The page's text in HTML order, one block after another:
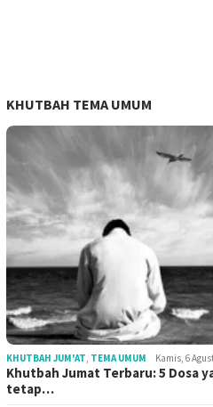
KHUTBAH TEMA UMUM
KHUTBAH JUM'AT, TEMA UMUM Kamis, 6
Khutbah Jumat Terbaru: 5 Dosa
tetap…